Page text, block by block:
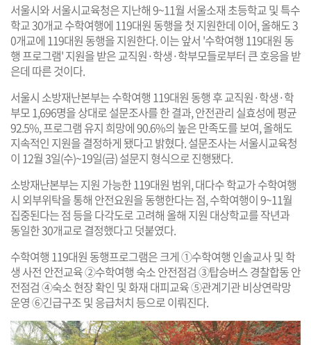
서울시와 서울시교육청은 지난해 9~11월 서울소재 초등학교 및 특수
학교 30개교 수학여행에 119대원 동행을 첫 지원한데 이어, 올해도 3
0개교에 119대원 동행을 지원한다. 이는 앞서 '수학여행 119대원 동
행 프로그램' 지원을 받은 교직원·학생·학부모들로부터 큰 호응을 받
은데 따른 것이다.
서울시 소방재난본부는 수학여행 119대원 동행 후 교직원·학생·학
부모 1,696명을 상대로 설문조사를 한 결과, 안전관리 실효성에 평균
92.5%, 프로그램 유지 희망에 90.6%의 높은 만족도를 보여, 올해도
지속적인 지원을 결정하게 됐다고 밝혔다. 설문조사는 서울시교육청
이 12월 3일(수)~19일(금) 설문지 형식으로 진행됐다.
소방재난본부는 지원 가능한 119대원 범위, 대다수 학교가 수학여행
시 외부위탁을 통해 안전요원을 동행한다는 점, 수학여행이 9~11월
집중된다는 점 등을 다각도로 고려해 올해 지원 대상학교를 작년과
동일한 30개교로 결정했다고 덧붙였다.
수학여행 119대원 동행프로그램은 크게 ①수학여행 인솔교사 및 학
생 사전 안전교육 ②수학여행 숙소 안전점검 ③탑승버스 경찰합동 안
전점검 ④숙소 현장 확인 및 화재 대피교육 ⑤관계기관 비상연락망
운영 ⑥긴급구조 및 응급처치 등으로 이뤄진다.